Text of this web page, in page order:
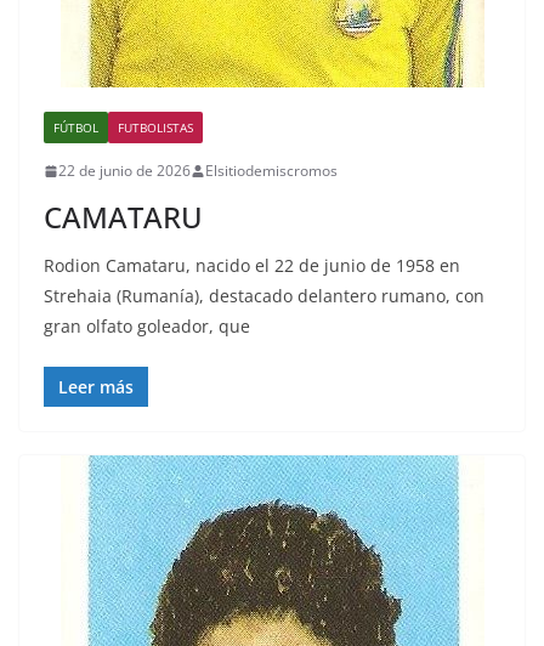
FÚTBOL FUTBOLISTAS
22 de junio de 2026 Elsitiodemiscromos
CAMATARU
Rodion Camataru, nacido el 22 de junio de 1958 en
Strehaia (Rumanía), destacado delantero rumano, con
gran olfato goleador, que
Leer más